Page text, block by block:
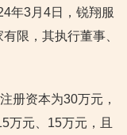
年3月4日，锐翔服
限，其执行董事、
册资本为30万元，
万元、15万元，且